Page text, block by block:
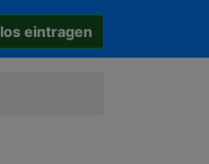
eintragen